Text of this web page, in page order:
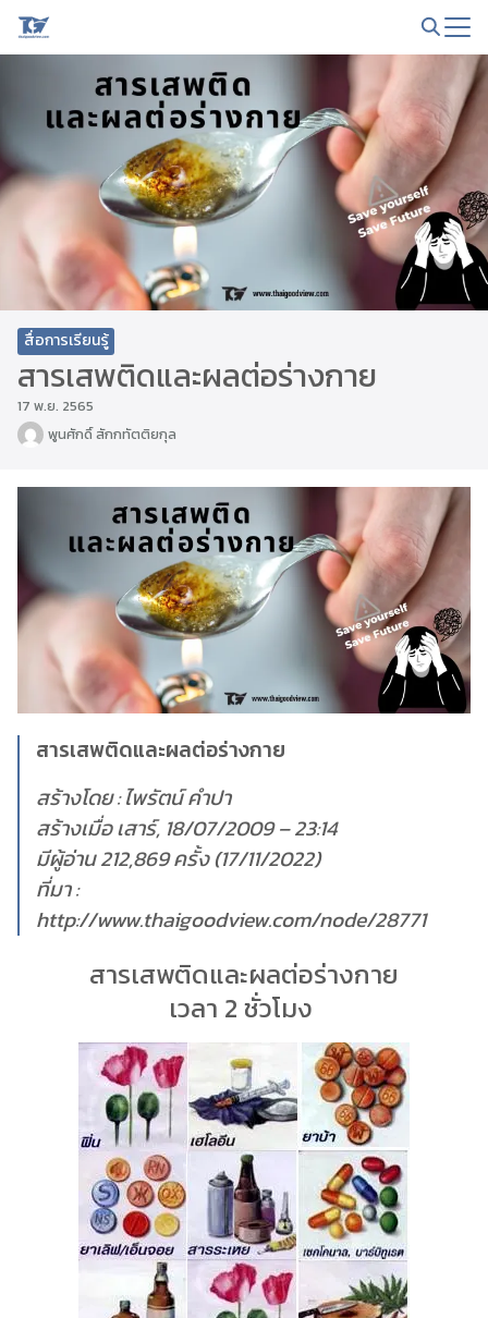
Skip
สื่อการเรียนรู้
สารเสพติดและผลต่อร่างกาย
17 พ.ย. 2565
พูนศักดิ์ สักกทัตติยกุล
สารเสพติดและผลต่อร่างกาย
สร้างโดย : ไพรัตน์ คำปา
สร้างเมื่อ เสาร์, 18/07/2009 – 23:14
มีผู้อ่าน 212,869 ครั้ง (17/11/2022)
ที่มา :
http://www.thaigoodview.com/node/28771
สารเสพติดและผลต่อร่างกาย
เวลา 2 ชั่วโมง ­